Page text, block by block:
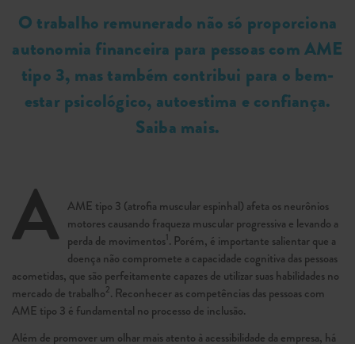
O trabalho remunerado não só proporciona
autonomia financeira para pessoas com AME
tipo 3, mas também contribui para o bem-
estar psicológico, autoestima e confiança.
Saiba mais.
A AME tipo 3 (atrofia muscular espinhal) afeta os neurônios
motores causando fraqueza muscular progressiva e levando a
perda de movimentos1. Porém, é importante salientar que a
doença não compromete a capacidade cognitiva das pessoas
acometidas, que são perfeitamente capazes de utilizar suas habilidades no
mercado de trabalho2. Reconhecer as competências das pessoas com
AME tipo 3 é fundamental no processo de inclusão.
Além de promover um olhar mais atento à acessibilidade da empresa, há